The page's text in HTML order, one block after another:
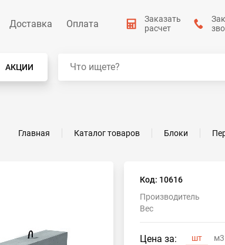
Доставка Оплата
Заказать
расчет
АКЦИИ
Главная Каталог товаров Блоки
Код: 10616
Производитель
Вес
Цена за: шт м3